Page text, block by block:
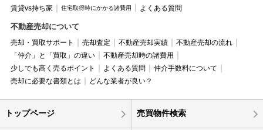
賃貸vs持ち家
住宅取得時にかかる諸費用 よくある質問
不動産売却について
売却・買取サポート 売却査定 不動産売却実績
不動産売却の流れ
「仲介」と「買取」の違い
不動産売却時の諸費用
少しでも高く売るポイント
よくある質問
仲介手数料について
売却に必要な書類とは
どんな業者が良い？
トップページ 売買物件検索